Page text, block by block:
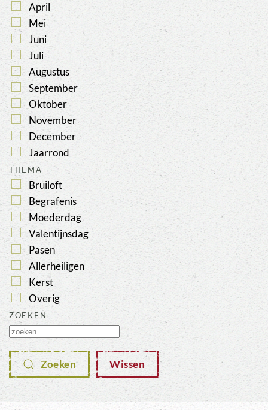
April
Mei
Juni
Juli
Augustus
September
Oktober
November
December
Jaarrond
THEMA
Bruiloft
Begrafenis
Moederdag
Valentijnsdag
Pasen
Allerheiligen
Kerst
Overig
ZOEKEN
Zoeken Wissen